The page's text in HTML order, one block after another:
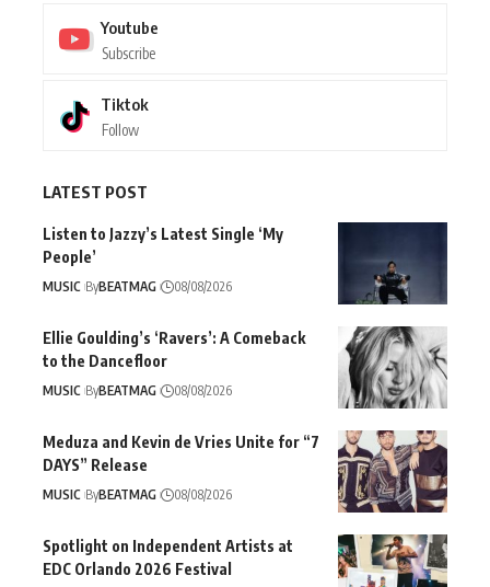
Youtube
Subscribe
Tiktok
Follow
LATEST POST
Listen to Jazzy’s Latest Single ‘My
People’
MUSIC ByBEATMAG 08/08/2026
Ellie Goulding’s ‘Ravers’: A Comeback
to the Dancefloor
MUSIC ByBEATMAG 08/08/2026
Meduza and Kevin de Vries Unite for “7
DAYS” Release
MUSIC ByBEATMAG 08/08/2026
Spotlight on Independent Artists at
EDC Orlando 2026 Festival